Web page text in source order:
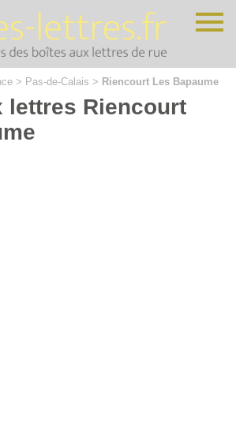
> Pas-de-Calais > Riencourt Les Bapaume
lettres Riencourt